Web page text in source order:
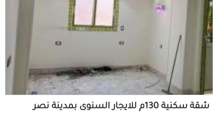
شقة سكنية 130م للايجار السنوى بمدينة نصر